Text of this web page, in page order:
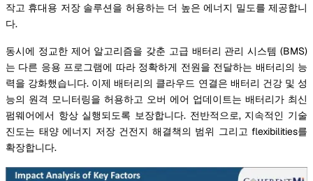
작고 휴대용 저장 솔루션을 허용하는 더 높은 에너지 밀도를 제공합니
다.
동시에 정교한 제어 알고리즘을 갖춘 고급 배터리 관리 시스템 (BMS)
는 다른 응용 프로그램에 따라 정확하게 전원을 전달하는 배터리의 능
력을 강화했습니다. 이제 배터리의 클라우드 연결은 배터리 건강 및 성
능의 원격 모니터링을 허용하고 오버 에어 업데이트는 배터리가 최신
펌웨어에서 항상 실행되도록 보장합니다. 전반적으로, 지속적인 기술
진도는 태양 에너지 저장 건전지 해결책의 범위 그리고 flexibilities를
확장합니다.